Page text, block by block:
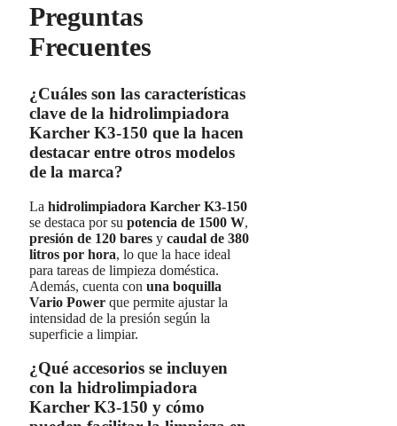
Preguntas
Frecuentes
¿Cuáles son las características
clave de la hidrolimpiadora
Karcher K3-150 que la hacen
destacar entre otros modelos
de la marca?
La hidrolimpiadora Karcher K3-150
se destaca por su potencia de 1500 W,
presión de 120 bares y caudal de 380
litros por hora, lo que la hace ideal
para tareas de limpieza doméstica.
Además, cuenta con una boquilla
Vario Power que permite ajustar la
intensidad de la presión según la
superficie a limpiar.
¿Qué accesorios se incluyen
con la hidrolimpiadora
Karcher K3-150 y cómo